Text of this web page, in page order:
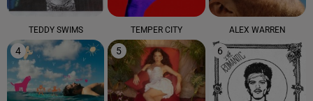
TEDDY SWIMS TEMPER CITY ALEX WARREN
4 5 6